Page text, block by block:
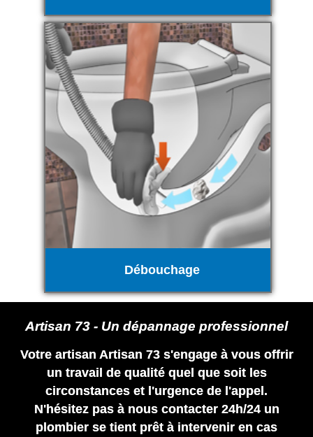
Débouchage
Artisan 73 - Un dépannage professionnel
Votre artisan Artisan 73 s'engage à vous offrir
un travail de qualité quel que soit les
circonstances et l'urgence de l'appel.
N'hésitez pas à nous contacter 24h/24 un
plombier se tient prêt à intervenir en cas